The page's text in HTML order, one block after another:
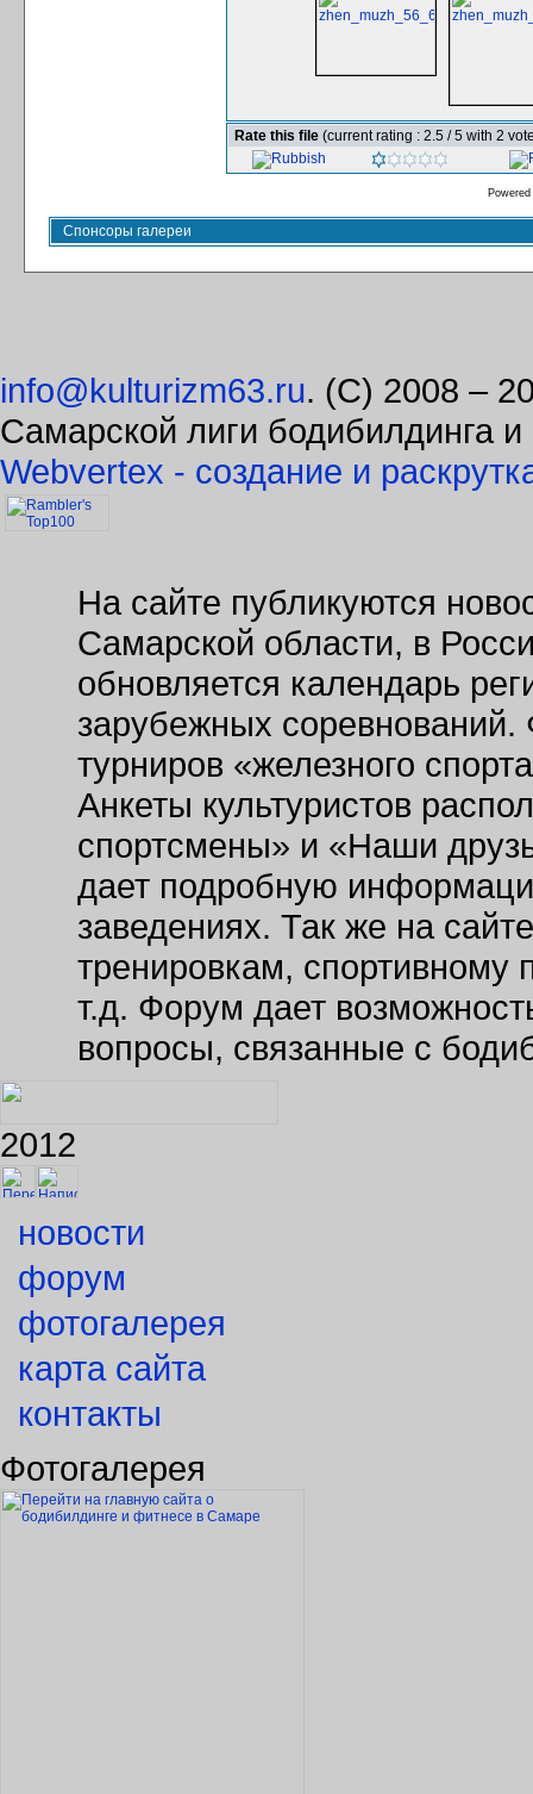
Rate this file (current rating : 2.5 / 5 with 2
Спонсоры галереи
info@kulturizm63.ru. (C) 2008 –
Самарской лиги бодибилдинга
Webvertex - создание и
На сайте публикуются
Самарской области, в
обновляется календарь
зарубежных соревнований.
турниров «железного
Анкеты культуристов
спортсмены» и «Наши
дает подробную
заведениях. Так же на
тренировкам, спортивному
т.д. Форум дает
вопросы, связанные с
2012
новости
форум
фотогалерея
карта сайта
контакты
Фотогалерея